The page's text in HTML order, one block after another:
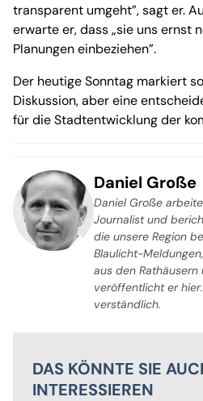
transparent umgeht”, sagt er.
erwarte er, dass „sie uns ernst
Planungen einbeziehen”.
Der heutige Sonntag markiert
Diskussion, aber eine
für die Stadtentwicklung der
Daniel Große
Daniel Große
Journalist und
die unsere Region
Blaulicht-
aus den
veröffentlicht er
verständlich.
DAS KÖNNTE SIE
INTERESSIEREN